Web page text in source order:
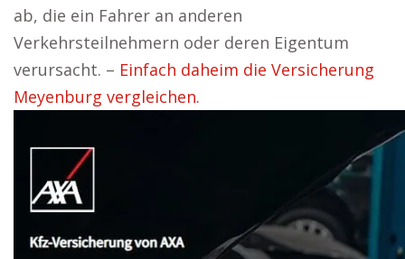
ab, die ein Fahrer an anderen
Verkehrsteilnehmern oder deren Eigentum
verursacht. – Einfach daheim die Versicherung
Meyenburg vergleichen.